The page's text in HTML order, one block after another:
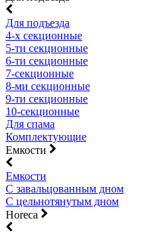
Для подъезда
4-х секционные
5-ти секционные
6-ти секционные
7-секционные
8-ми секционные
9-ти секционные
10-секционные
Для спама
Комплектующие
Емкости
Емкости
С завальцованным дном
С цельнотянутым дном
Horeca